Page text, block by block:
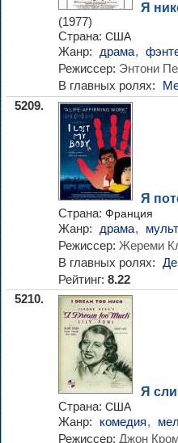
Я
(1977)
Страна: США
Жанр: драма,
Режиссер: Энтони
В главных ролях:
5209.
Я
Страна: Франция
Жанр: драма,
Режиссер: Жереми
В главных ролях:
Рейтинг: 8.22
5210.
Я
Страна: США
Жанр: комедия,
Режиссер: Джон